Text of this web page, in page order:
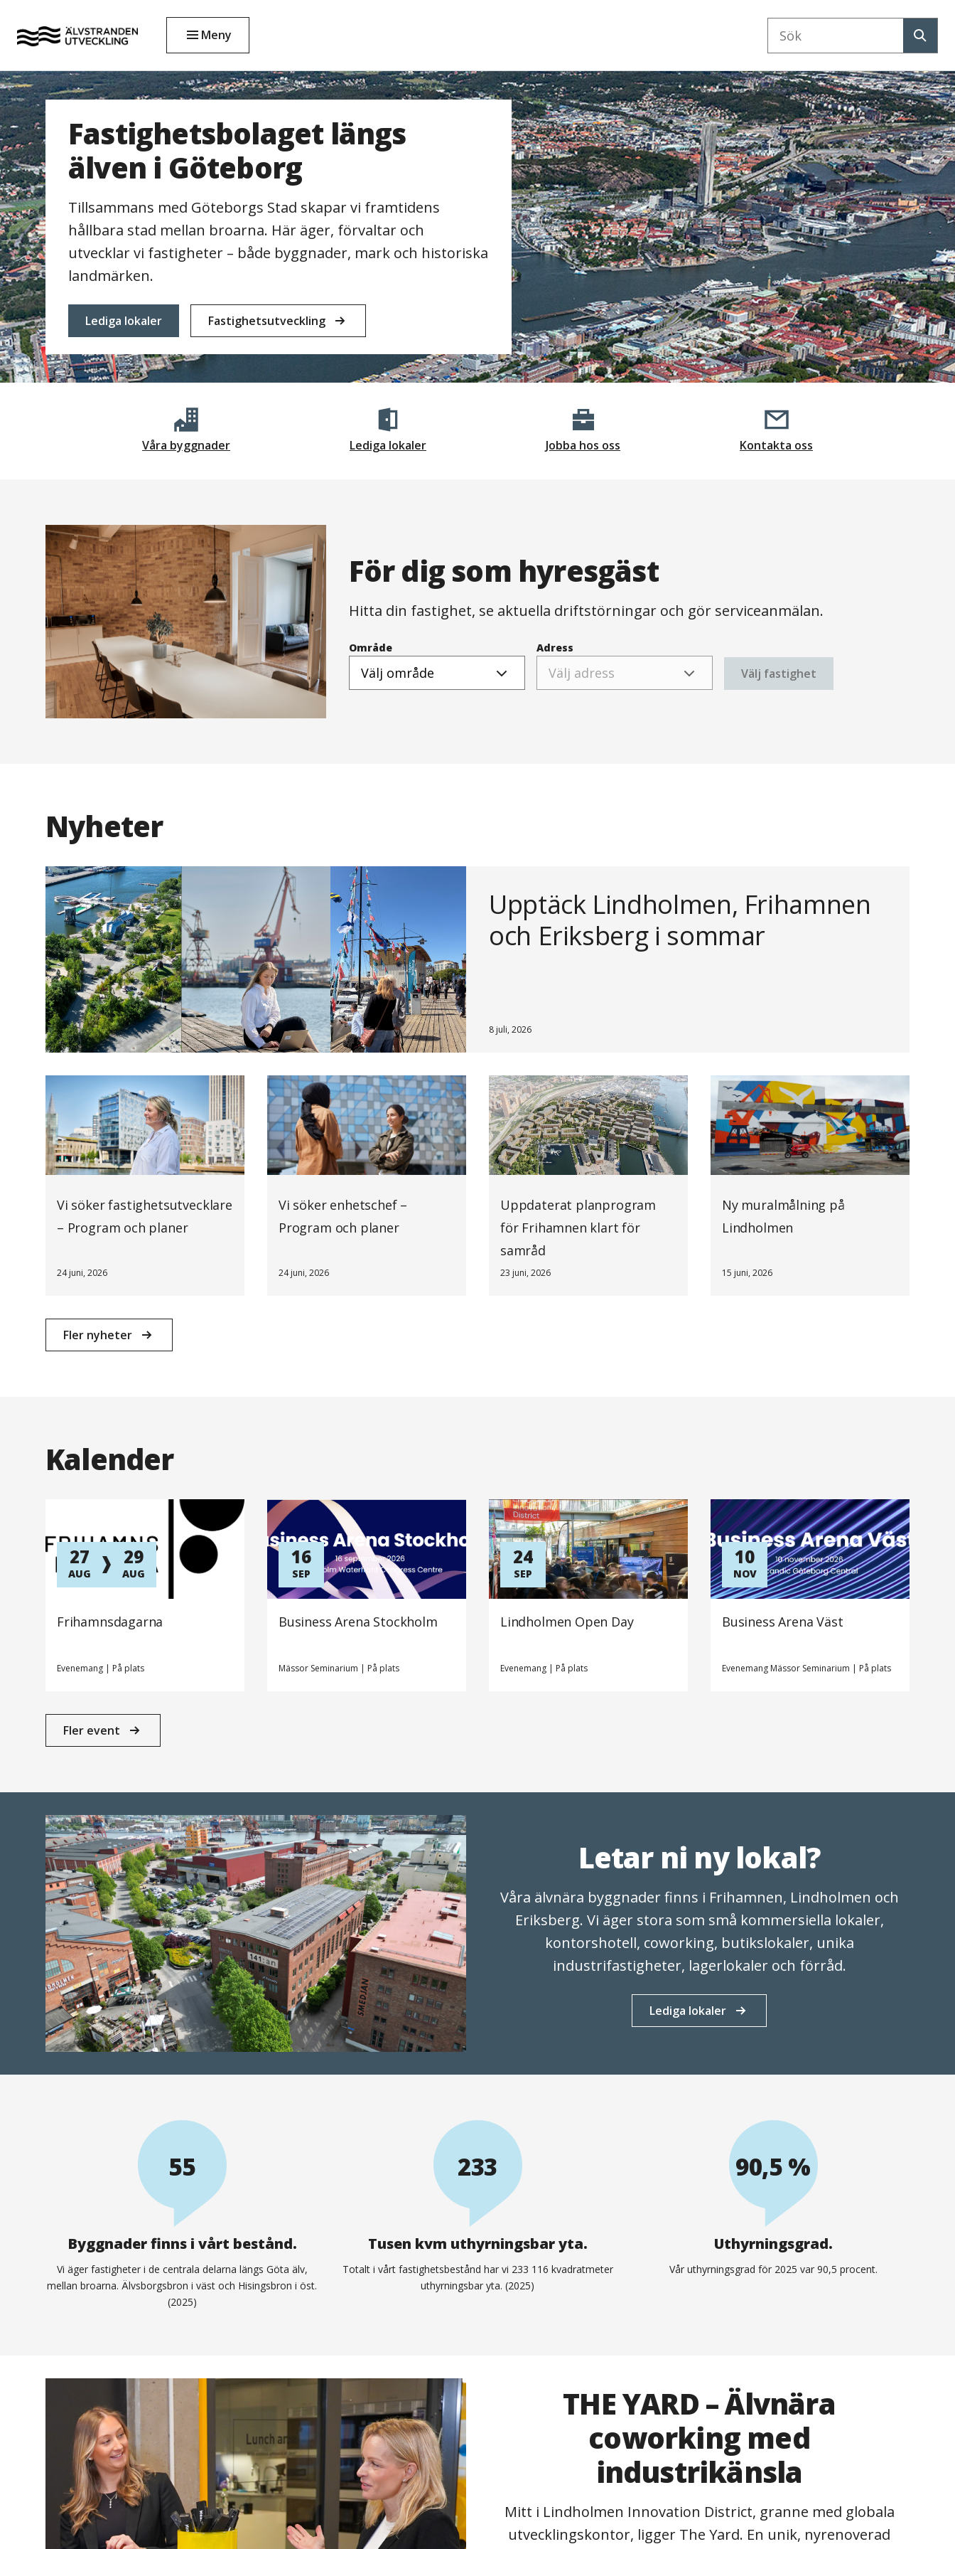
Meny
Sök
Älvstranden Utveckling
Fastighetsbolaget längs
älven i Göteborg
Tillsammans med Göteborgs Stad skapar vi framtidens
hållbara stad mellan broarna. Här äger, förvaltar och
utvecklar vi fastigheter – både byggnader, mark och historiska
landmärken.
Lediga lokaler Fastighetsutveckling
Våra byggnader Lediga lokaler Jobba hos oss Kontakta oss
För dig som hyresgäst
Hitta din fastighet, se aktuella driftstörningar och gör serviceanmälan.
Område Adress
Välj fastighet
Nyheter
Upptäck Lindholmen, Frihamnen
och Eriksberg i sommar
8 juli, 2026
Vi söker fastighetsutvecklare
– Program och planer
24 juni, 2026
Vi söker enhetschef –
Program och planer
24 juni, 2026
Uppdaterat planprogram
för Frihamnen klart för
samråd
23 juni, 2026
Ny muralmålning på
Lindholmen
15 juni, 2026
Fler nyheter
Kalender
27
AUG
29
AUG
Frihamnsdagarna
Evenemang | På plats
16
SEP
Business Arena Stockholm
Mässor Seminarium | På plats
24
SEP
Lindholmen Open Day
Evenemang | På plats
10
NOV
Business Arena Väst
Evenemang Mässor Seminarium | På plats
Fler event
Letar ni ny lokal?
Våra älvnära byggnader finns i Frihamnen, Lindholmen och
Eriksberg. Vi äger stora som små kommersiella lokaler,
kontorshotell, coworking, butikslokaler, unika
industrifastigheter, lagerlokaler och förråd.
Lediga lokaler
55
Byggnader finns i vårt bestånd.
Vi äger fastigheter i de centrala delarna längs Göta älv,
mellan broarna. Älvsborgsbron i väst och Hisingsbron i öst.
(2025)
233
Tusen kvm uthyrningsbar yta.
Totalt i vårt fastighetsbestånd har vi 233 116 kvadratmeter
uthyrningsbar yta. (2025)
90,5 %
Uthyrningsgrad.
Vår uthyrningsgrad för 2025 var 90,5 procent.
THE YARD – Älvnära
coworking med
industrikänsla
Mitt i Lindholmen Innovation District, granne med globala
utvecklingskontor, ligger The Yard. En unik, nyrenoverad